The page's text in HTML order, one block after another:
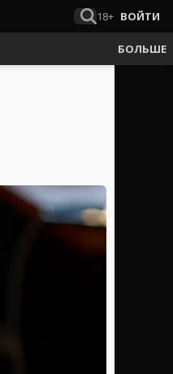
18+ ВОЙТИ
БОЛЬШЕ